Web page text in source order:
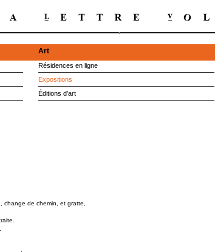
Art
Résidences en ligne
Expositions
Éditions d’art
change de chemin, et gratte,